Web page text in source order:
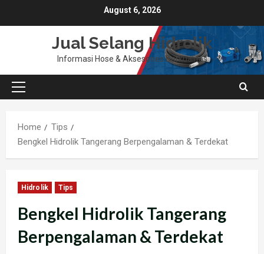
to
August 6, 2026
Jual Selang Hidrolik
Informasi Hose & Aksesories Berkualitas
Primary
Home
Tips
Bengkel Hidrolik Tangerang Berpengalaman & Terdekat
Hidrolik Tips
Bengkel Hidrolik Tangerang
Berpengalaman & Terdekat